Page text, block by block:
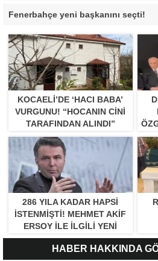
Fenerbahçe yeni başkanını seçti!
KOCAELI’DE ‘HACI BABA’
VURGUNU! “HOCANIN CINI
TARAFINDAN ALINDI”
286 YILA KADAR HAPSI
ISTENMIŞTI! MEHMET AKIF
ERSOY ILE ILGILI YENI
GELIŞME
HABER HAKKINDA